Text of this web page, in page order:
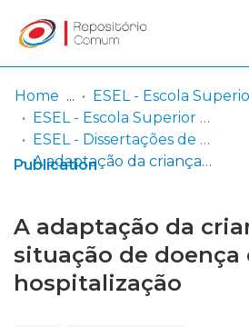
Communities
& Collections
Statistics
Log
In
(current)
Home
ESEL - Escola Superior de Enfermagem de Lisboa
ESEL - Dissertações de Mestrado
A adaptação da criança à situação de doença e hospitalização
Publication
A adaptação da
situação de doença
hospitalização